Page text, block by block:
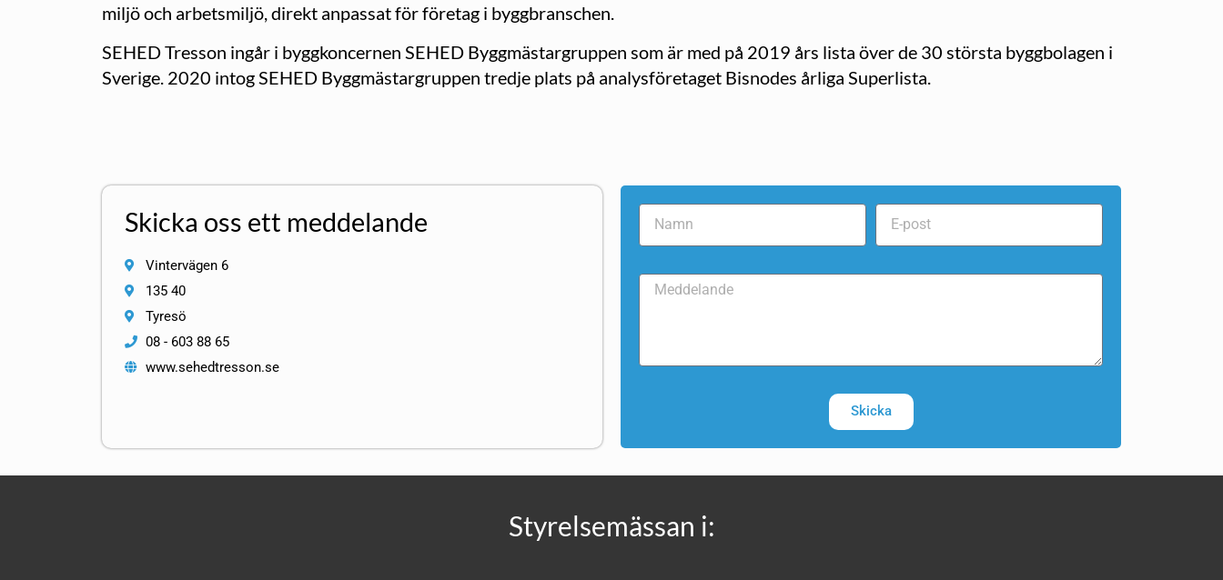
miljö och arbetsmiljö, direkt anpassat för företag i byggbranschen.
SEHED Tresson ingår i byggkoncernen SEHED Byggmästargruppen som är med på 2019 års lista över de 30 största byggbolagen i
Sverige. 2020 intog SEHED Byggmästargruppen tredje plats på analysföretaget Bisnodes årliga Superlista.
Skicka oss ett meddelande
Vintervägen 6
135 40
Tyresö
08 - 603 88 65
www.sehedtresson.se
Skicka
Styrelsemässan i: